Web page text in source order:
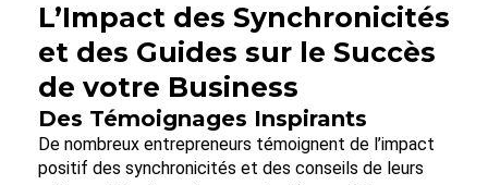
L’Impact des Synchronicités
et des Guides sur le Succès
de votre Business
Des Témoignages Inspirants
De nombreux entrepreneurs témoignent de l’impact
positif des synchronicités et des conseils de leurs